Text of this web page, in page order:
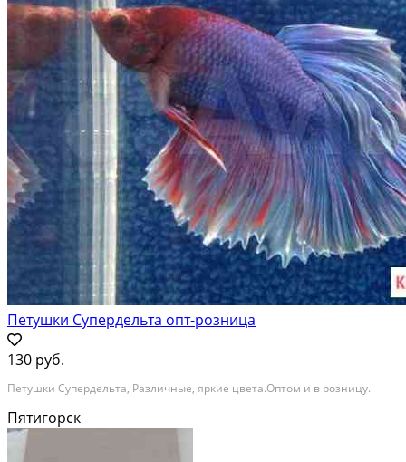
Петушки Супердельта опт-розница
130 руб.
Петушки Супердельта, Различные, яркие цвета.Оптом и в розницу.
Пятигорск